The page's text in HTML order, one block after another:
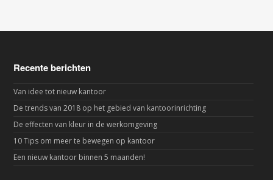
Recente berichten
Van idee tot nieuw kantoor
De trends van 2018 op het gebied van kantoorinrichting
De effecten van kleur in de werkomgeving
10 Tips om meer te bewegen op kantoor
Een nieuw kantoor binnen 5 maanden!